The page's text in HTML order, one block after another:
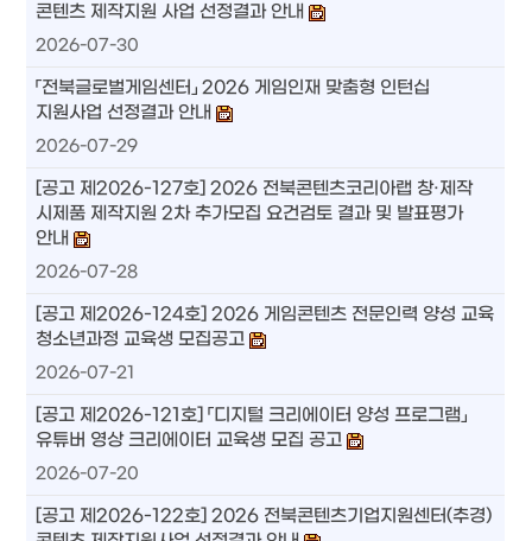
콘텐츠 제작지원 사업 선정결과 안내
2026-07-30
「전북글로벌게임센터」 2026 게임인재 맞춤형 인턴십
지원사업 선정결과 안내
2026-07-29
[공고 제2026-127호] 2026 전북콘텐츠코리아랩 창·제작
시제품 제작지원 2차 추가모집 요건검토 결과 및 발표평가
안내
2026-07-28
[공고 제2026-124호] 2026 게임콘텐츠 전문인력 양성 교육
청소년과정 교육생 모집공고
2026-07-21
[공고 제2026-121호] 「디지털 크리에이터 양성 프로그램」
유튜버 영상 크리에이터 교육생 모집 공고
2026-07-20
[공고 제2026-122호] 2026 전북콘텐츠기업지원센터(추경)